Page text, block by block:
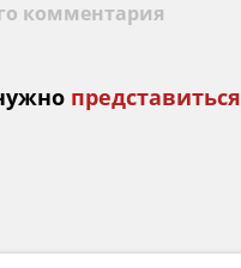
комментария
представиться